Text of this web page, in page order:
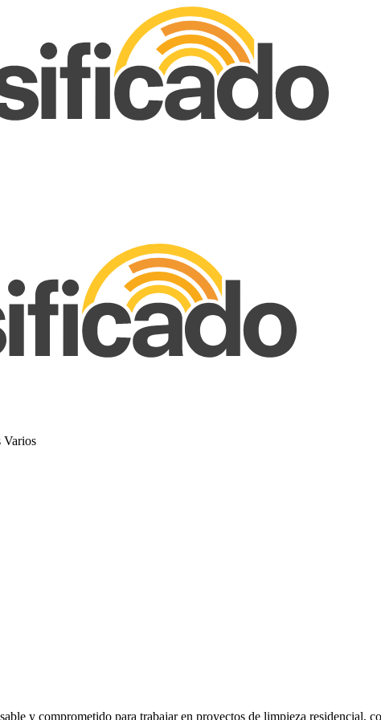
Varios
y comprometido para trabajar en proyectos de limpieza residencial,